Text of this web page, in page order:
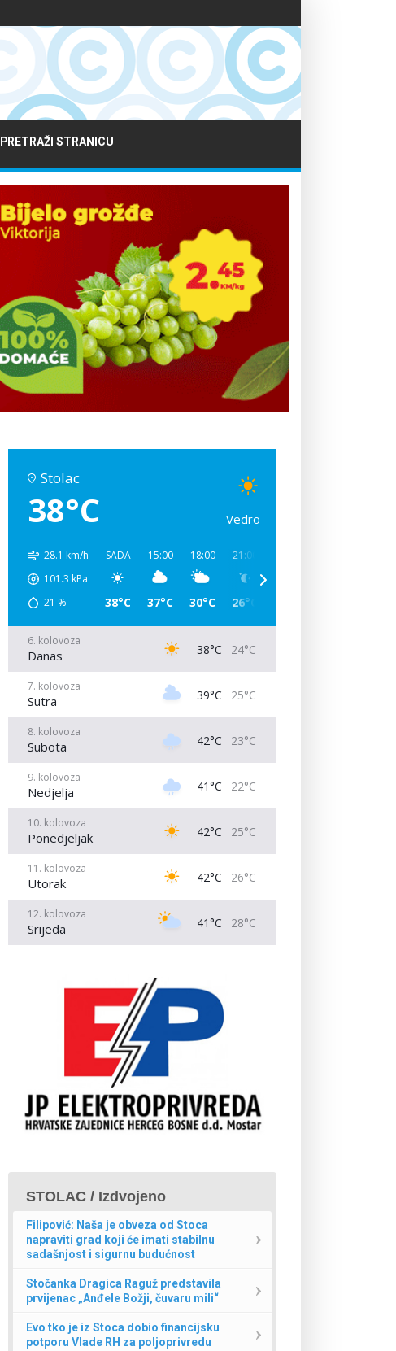
PRETRAŽI STRANICU
Stolac
38°C Vedro
28.1 km/h
101.3 kPa
21 %
SADA
38°C
15:00
37°C
18:00
30°C
21:00
26°C
6. kolovoza
Danas 38°C 24°C
7. kolovoza
Sutra 39°C 25°C
8. kolovoza
Subota 42°C 23°C
9. kolovoza
Nedjelja 41°C 22°C
10. kolovoza
Ponedjeljak 42°C 25°C
11. kolovoza
Utorak 42°C 26°C
12. kolovoza
Srijeda 41°C 28°C
STOLAC / Izdvojeno
Filipović: Naša je obveza od Stoca
napraviti grad koji će imati stabilnu
sadašnjost i sigurnu budućnost
Stočanka Dragica Raguž predstavila
prvijenac „Anđele Božji, čuvaru mili“
Evo tko je iz Stoca dobio financijsku
potporu Vlade RH za poljoprivredu